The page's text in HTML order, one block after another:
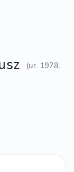
(ur. 1978,